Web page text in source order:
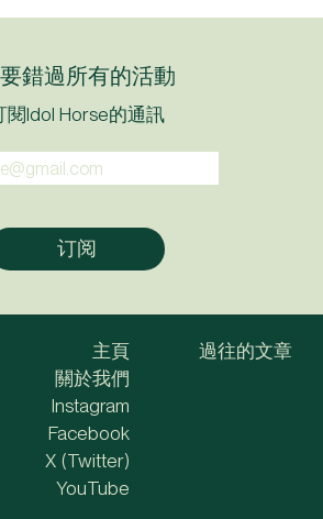
錯過所有的活動
閱Idol Horse的通訊
主頁
關於我們
過往的文章
Instagram
Facebook
X (Twitter)
YouTube